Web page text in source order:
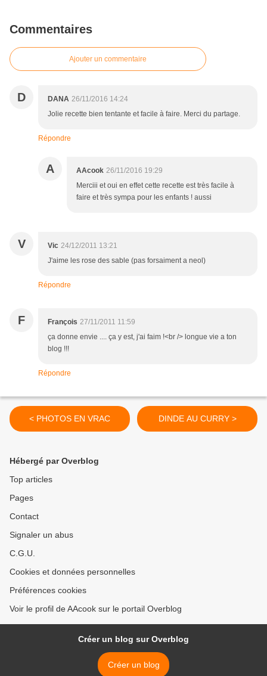
Commentaires
Ajouter un commentaire
D DANA 26/11/2016 14:24
Jolie recette bien tentante et facile à faire. Merci du partage.
Répondre
A AAcook 26/11/2016 19:29
Merciii et oui en effet cette recette est très facile à
faire et très sympa pour les enfants ! aussi
V Vic 24/12/2011 13:21
J'aime les rose des sable (pas forsaiment a neol)
Répondre
F François 27/11/2011 11:59
ça donne envie .... ça y est, j'ai faim !<br /> longue vie a ton
blog !!!
Répondre
< PHOTOS EN VRAC DINDE AU CURRY >
Hébergé par Overblog
Top articles
Pages
Contact
Signaler un abus
C.G.U.
Cookies et données personnelles
Préférences cookies
Voir le profil de AAcook sur le portail Overblog
Créer un blog sur Overblog
Créer un blog